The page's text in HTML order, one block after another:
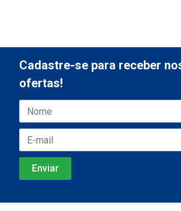
Cadastre-se para receber
ofertas!